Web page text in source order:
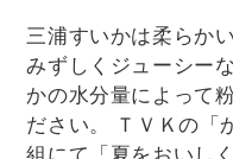
三浦すいかは柔らか
みずしくジューシー
かの水分量によって
ださい。 ＴＶＫの「